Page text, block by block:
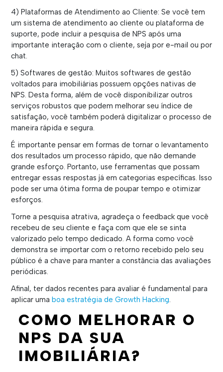
4) Plataformas de Atendimento ao Cliente: Se você tem
um sistema de atendimento ao cliente ou plataforma de
suporte, pode incluir a pesquisa de NPS após uma
importante interação com o cliente, seja por e-mail ou por
chat.
5) Softwares de gestão: Muitos softwares de gestão
voltados para imobiliárias possuem opções nativas de
NPS. Desta forma, além de você disponibilizar outros
serviços robustos que podem melhorar seu índice de
satisfação, você também poderá digitalizar o processo de
maneira rápida e segura.
É importante pensar em formas de tornar o levantamento
dos resultados um processo rápido, que não demande
grande esforço. Portanto, use ferramentas que possam
entregar essas respostas já em categorias específicas. Isso
pode ser uma ótima forma de poupar tempo e otimizar
esforços.
Torne a pesquisa atrativa, agradeça o feedback que você
recebeu de seu cliente e faça com que ele se sinta
valorizado pelo tempo dedicado. A forma como você
demonstra se importar com o retorno recebido pelo seu
público é a chave para manter a constância das avaliações
periódicas.
Afinal, ter dados recentes para avaliar é fundamental para
aplicar uma boa estratégia de Growth Hacking.
COMO MELHORAR O
NPS DA SUA
IMOBILIÁRIA?